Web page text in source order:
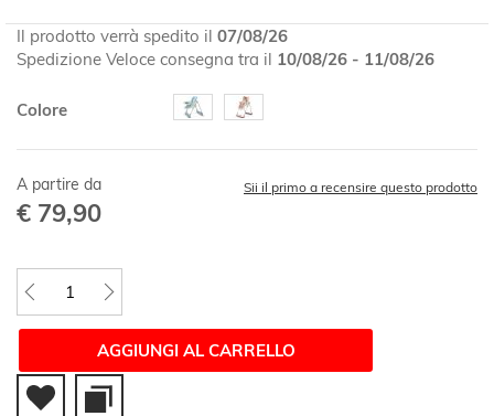
Il prodotto verrà spedito il 07/08/26
Spedizione Veloce consegna tra il 10/08/26 - 11/08/26
Colore
A partire da
€ 79,90
Sii il primo a recensire questo prodotto
AGGIUNGI AL CARRELLO